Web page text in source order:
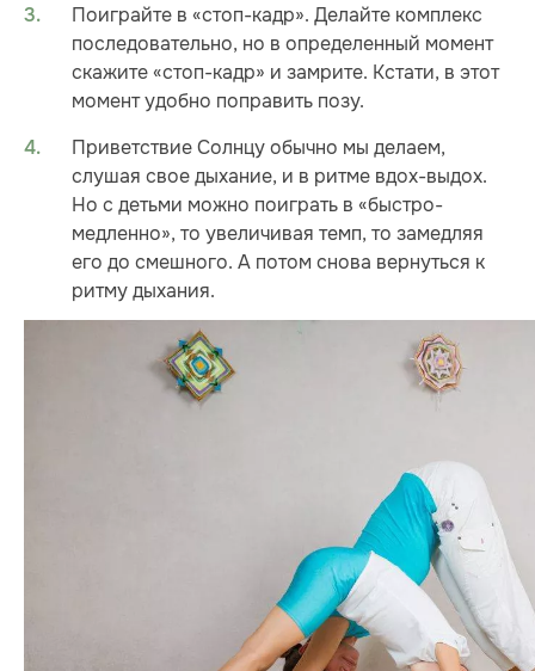
Поиграйте в «стоп-кадр». Делайте комплекс
последовательно, но в определенный момент
скажите «стоп-кадр» и замрите. Кстати, в этот
момент удобно поправить позу.
Приветствие Солнцу обычно мы делаем,
слушая свое дыхание, и в ритме вдох-выдох.
Но с детьми можно поиграть в «быстро-
медленно», то увеличивая темп, то замедляя
его до смешного. А потом снова вернуться к
ритму дыхания.